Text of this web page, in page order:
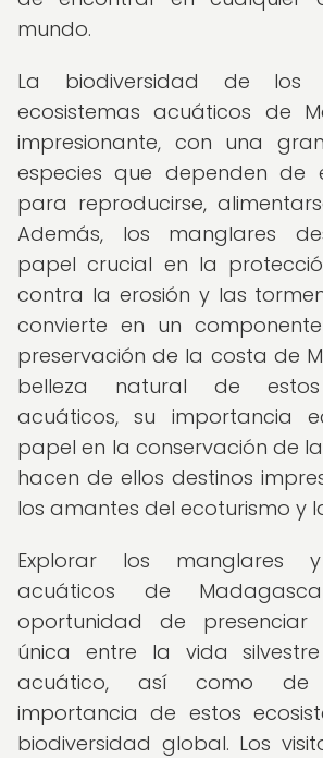
mundo.
La biodiversidad de los
ecosistemas acuáticos de
impresionante, con una
especies que dependen de
para reproducirse,
Además, los manglares
papel crucial en la
contra la erosión y las
convierte en un
preservación de la costa de
belleza natural de estos
acuáticos, su importancia
papel en la conservación de
hacen de ellos destinos
los amantes del ecoturismo y
Explorar los manglares y
acuáticos de
oportunidad de presenciar
única entre la vida
acuático, así como
importancia de estos
biodiversidad global. Los